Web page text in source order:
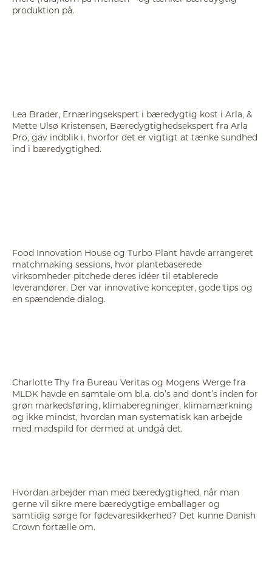
produktion på.
Lea Brader, Ernæringsekspert i bæredygtig kost i Arla, &
Mette Ulsø Kristensen, Bæredygtighedsekspert fra Arla
Pro, gav indblik i, hvorfor det er vigtigt at tænke sundhed
ind i bæredygtighed.
Food Innovation House og Turbo Plant havde arrangeret
matchmaking sessions, hvor plantebaserede
virksomheder pitchede deres idéer til etablerede
leverandører. Der var innovative koncepter, gode tips og
en spændende dialog.
Charlotte Thy fra Bureau Veritas og Mogens Werge fra
MLDK havde en samtale om bl.a. do’s and dont’s inden for
grøn markedsføring, klimaberegninger, klimamærkning
og ikke mindst, hvordan man systematisk kan arbejde
med madspild for dermed at undgå det.
Hvordan arbejder man med bæredygtighed, når man
gerne vil sikre mere bæredygtige emballager og
samtidig sørge for fødevaresikkerhed? Det kunne Danish
Crown fortælle om.